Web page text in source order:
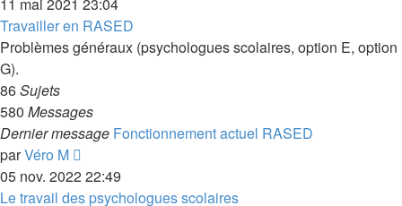
dernier
message
Travailler en RASED
Problèmes généraux (psychologues scolaires, option E, option
G).
86Sujets
580 Messages
Dernier message Fonctionnement actuel RASED
parVéro M
le
dernier
05 nov. 2022 22:49
Le travail des psychologues scolaires